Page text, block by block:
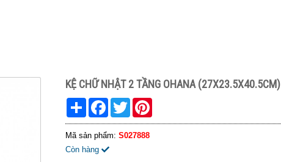
KỆ CHỮ NHẬT 2 TẦNG OHANA (27X23.5X40.5CM)
Share FacebookTwitter
Mã sản phẩm: S027888
Còn hàng